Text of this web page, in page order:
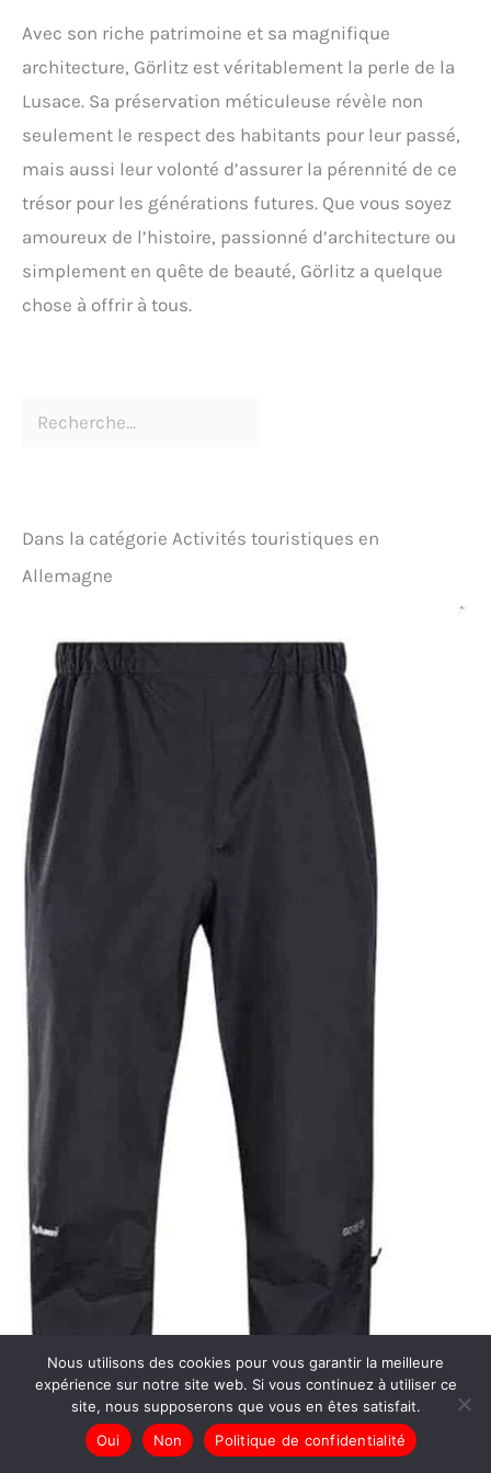
Avec son riche patrimoine et sa magnifique
architecture, Görlitz est véritablement la perle de la
Lusace. Sa préservation méticuleuse révèle non
seulement le respect des habitants pour leur passé,
mais aussi leur volonté d’assurer la pérennité de ce
trésor pour les générations futures. Que vous soyez
amoureux de l’histoire, passionné d’architecture ou
simplement en quête de beauté, Görlitz a quelque
chose à offrir à tous.
Dans la catégorie Activités touristiques en
Allemagne
Nous utilisons des cookies pour vous garantir la meilleure
expérience sur notre site web. Si vous continuez à utiliser ce
site, nous supposerons que vous en êtes satisfait.
Oui
Non Politique de confidentialité